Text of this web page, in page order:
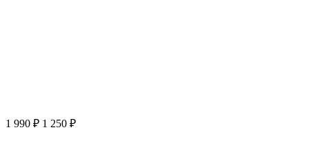
1 990 ₽ 1 250 ₽